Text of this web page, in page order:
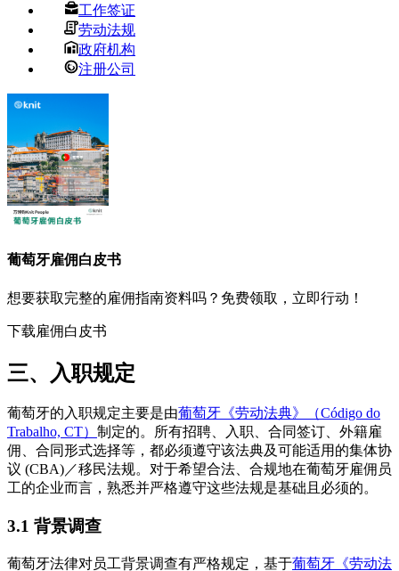
工作签证
劳动法规
政府机构
注册公司
葡萄牙雇佣白皮书
想要获取完整的雇佣指南资料吗？免费领取，立即行动！
下载雇佣白皮书
三、入职规定
葡萄牙的入职规定主要是由葡萄牙《劳动法典》（Código do
Trabalho, CT） 制定的。所有招聘、入职、合同签订、外籍雇
佣、合同形式选择等，都必须遵守该法典及可能适用的集体协
议 (CBA)／移民法规。对于希望合法、合规地在葡萄牙雇佣员
工的企业而言，熟悉并严格遵守这些法规是基础且必须的。
3.1 背景调查
葡萄牙法律对员工背景调查有严格规定，基于葡萄牙《劳动法